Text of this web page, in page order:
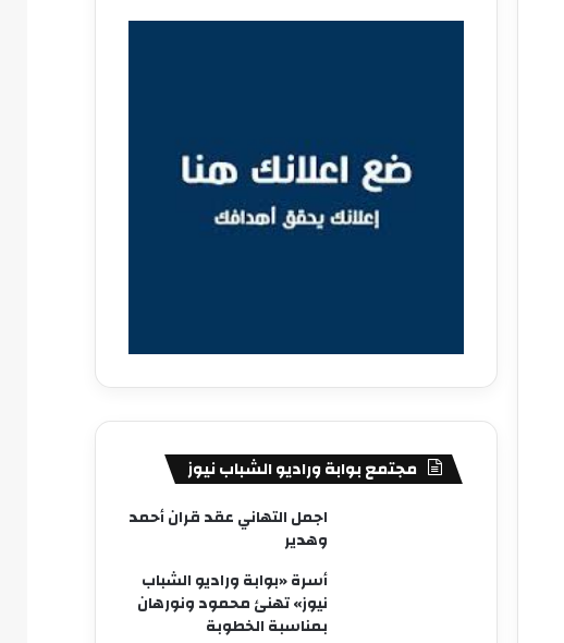
مجتمع بوابة وراديو الشباب نيوز
اجمل التهاني عقد قران أحمد
وهدير
أسرة «بوابة وراديو الشباب
نيوز» تهنئ محمود ونورهان
بمناسبة الخطوبة